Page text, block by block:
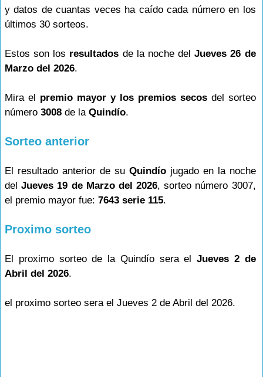
y datos de cuantas veces ha caído cada número en los
últimos 30 sorteos.
Estos son los resultados de la noche delJueves 26 de
Marzo del 2026.
Mira el premio mayor y los premios secosdel sorteo
número 3008 de la Quindío.
Sorteo anterior
El resultado anterior de su Quindíojugado en la noche
delJueves 19 de Marzo del 2026, sorteo número 3007,
el premio mayor fue: 7643 serie 115.
Proximo sorteo
El proximo sorteo de la Quindío sera elJueves 2 de
Abril del 2026.
el proximo sorteo sera el Jueves 2 de Abril del 2026.